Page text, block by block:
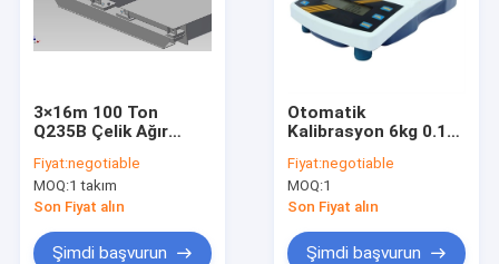
Ürün:% s
Fabrika turu
Kalite kontrol
Bizimle iletişime geçin
3×16m 100 Ton
Q235B Çelik Ağır
Fiyat:negotiable
MOQ:1 takım
Son Fiyat alın
Şimdi başvurun
Otomatik
Kalibrasyon 6kg 0.1g
Terazisi
Fiyat:negotiable
MOQ:1
Son Fiyat alın
Şimdi başvurun